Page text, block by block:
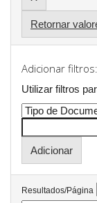
Retornar
Adicionar filtros:
Utilizar filtros
Resultados/Página